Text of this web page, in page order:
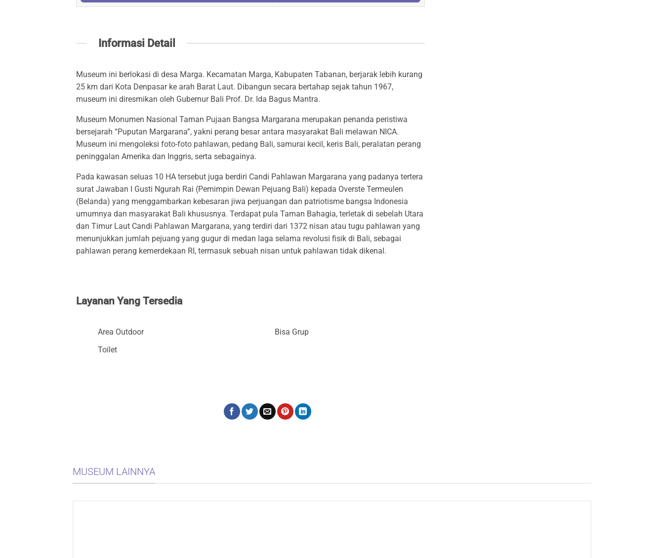
Informasi Detail
Museum ini berlokasi di desa Marga. Kecamatan Marga, Kabupaten Tabanan, berjarak lebih kurang
25 km dari Kota Denpasar ke arah Barat Laut. Dibangun secara bertahap sejak tahun 1967,
museum ini diresmikan oleh Gubernur Bali Prof. Dr. Ida Bagus Mantra.
Museum Monumen Nasional Taman Pujaan Bangsa Margarana merupakan penanda peristiwa
bersejarah “Puputan Margarana”, yakni perang besar antara masyarakat Bali melawan NICA.
Museum ini mengoleksi foto-foto pahlawan, pedang Bali, samurai kecil, keris Bali, peralatan perang
peninggalan Amerika dan Inggris, serta sebagainya.
Pada kawasan seluas 10 HA tersebut juga berdiri Candi Pahlawan Margarana yang padanya tertera
surat Jawaban I Gusti Ngurah Rai (Pemimpin Dewan Pejuang Bali) kepada Overste Termeulen
(Belanda) yang menggambarkan kebesaran jiwa perjuangan dan patriotisme bangsa Indonesia
umumnya dan masyarakat Bali khususnya. Terdapat pula Taman Bahagia, terletak di sebelah Utara
dan Timur Laut Candi Pahlawan Margarana, yang terdiri dari 1372 nisan atau tugu pahlawan yang
menunjukkan jumlah pejuang yang gugur di medan laga selama revolusi fisik di Bali, sebagai
pahlawan perang kemerdekaan RI, termasuk sebuah nisan untuk pahlawan tidak dikenal.
Layanan Yang Tersedia
Area Outdoor
Bisa Grup
Toilet
MUSEUM LAINNYA